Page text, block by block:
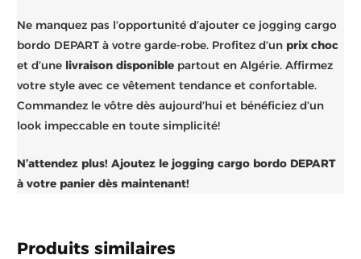
Ne manquez pas l’opportunité d’ajouter ce jogging cargo
bordo DEPART à votre garde-robe. Profitez d’un prix choc
et d’une livraison disponible partout en Algérie. Affirmez
votre style avec ce vêtement tendance et confortable.
Commandez le vôtre dès aujourd’hui et bénéficiez d’un
look impeccable en toute simplicité!
N’attendez plus! Ajoutez le jogging cargo bordo DEPART
à votre panier dès maintenant!
Produits similaires